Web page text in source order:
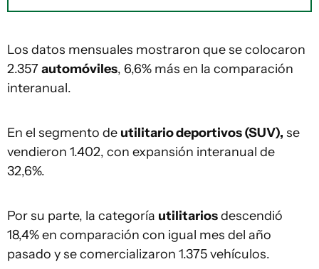
Los datos mensuales mostraron que se colocaron
2.357automóviles, 6,6% más en la comparación
interanual.
En el segmento de utilitario deportivos (SUV), se
vendieron 1.402, con expansión interanual de
32,6%.
Por su parte, la categoría utilitariosdescendió
18,4% en comparación con igual mes del año
pasado y se comercializaron 1.375 vehículos.